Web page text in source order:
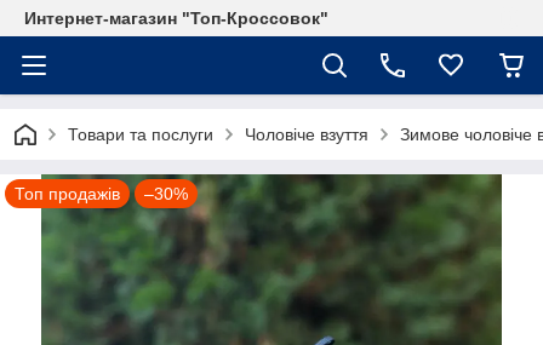
Интернет-магазин "Топ-Кроссовок"
Товари та послуги Чоловіче взуття Зимове чоловіче
Топ продажів –30%